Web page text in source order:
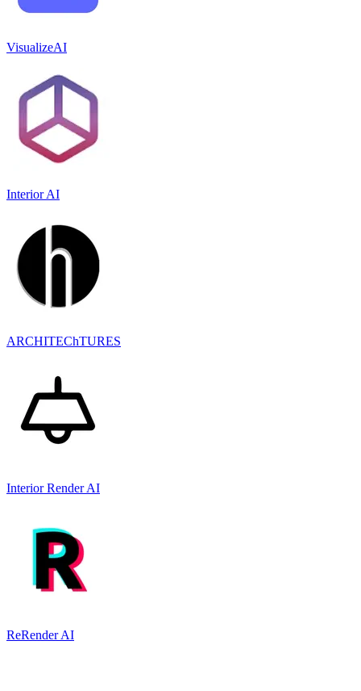
VisualizeAI
Interior AI
ARCHITEChTURES
Interior Render AI
ReRender AI